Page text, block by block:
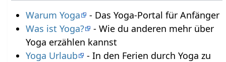
Warum Yoga
- Das Yoga-Portal für Anfänger
Was ist Yoga?
- Wie du anderen mehr über
Yoga erzählen kannst
Yoga Urlaub
- In den Ferien durch Yoga zu